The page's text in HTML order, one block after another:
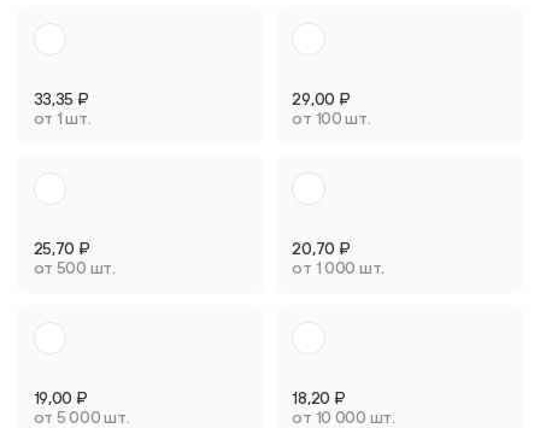
33,35 ₽
от 1 шт.
29,00 ₽
от 100 шт.
25,70 ₽
от 500 шт.
20,70 ₽
от 1 000 шт.
19,00 ₽
от 5 000 шт.
18,20 ₽
от 10 000 шт.